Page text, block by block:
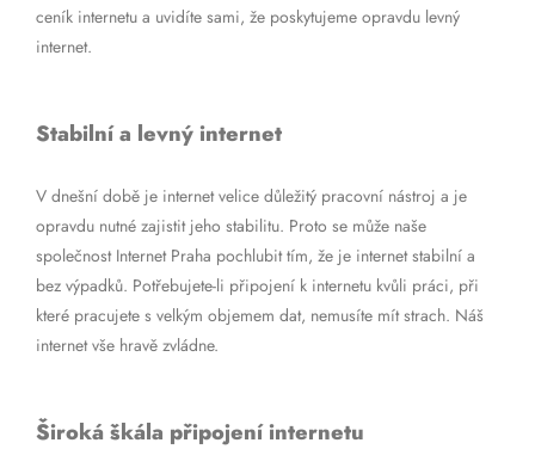
ceník internetu a uvidíte sami, že poskytujeme opravdu levný
internet.
Stabilní a levný internet
V dnešní době je internet velice důležitý pracovní nástroj a je
opravdu nutné zajistit jeho stabilitu. Proto se může naše
společnost Internet Praha pochlubit tím, že je internet stabilní a
bez výpadků. Potřebujete-li připojení k internetu kvůli práci, při
které pracujete s velkým objemem dat, nemusíte mít strach. Náš
internet vše hravě zvládne.
Široká škála připojení internetu